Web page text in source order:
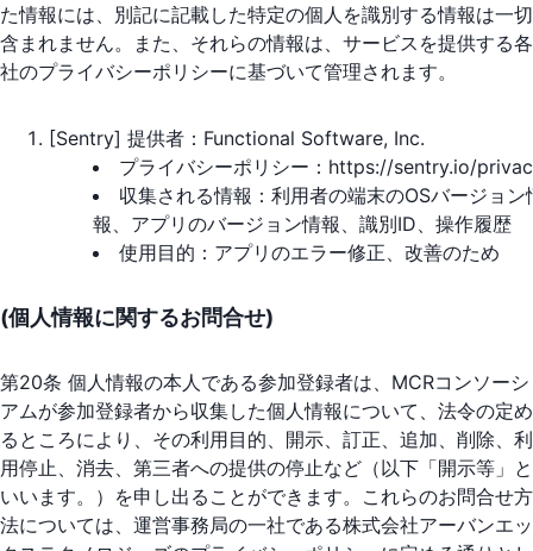
た情報には、別記に記載した特定の個人を識別する情報は一切
含まれません。また、それらの情報は、サービスを提供する各
社のプライバシーポリシーに基づいて管理されます。
[Sentry] 提供者：Functional Software, Inc.
プライバシーポリシー：https://sentry.io/
収集される情報：利用者の端末のOSバージョン
報、アプリのバージョン情報、識別ID、操作履歴
使用目的：アプリのエラー修正、改善のため
(個人情報に関するお問合せ)
第20条 個人情報の本人である参加登録者は、MCRコンソーシ
アムが参加登録者から収集した個人情報について、法令の定め
るところにより、その利用目的、開示、訂正、追加、削除、利
用停止、消去、第三者への提供の停止など（以下「開示等」と
いいます。）を申し出ることができます。これらのお問合せ方
法については、運営事務局の一社である株式会社アーバンエッ